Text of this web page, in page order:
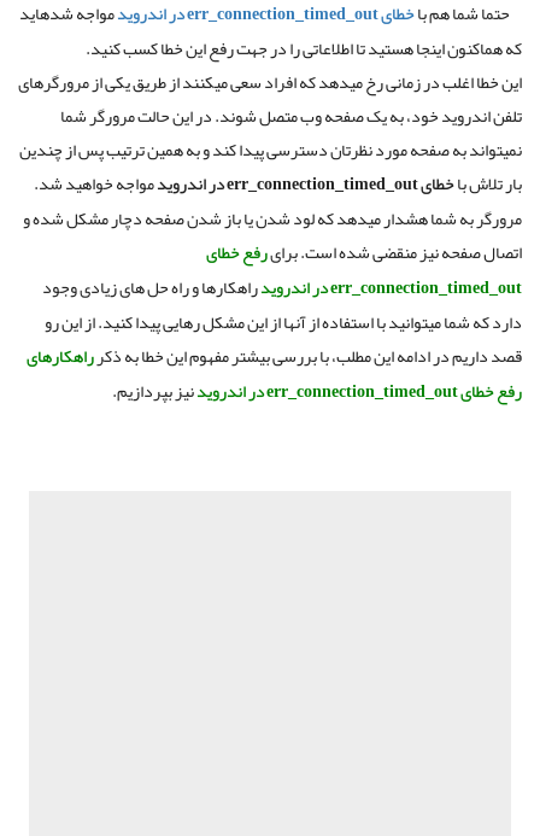
حتما شما هم باخطای err_connection_timed_out در اندروید
مواجه شدهاید
که هماکنون اینجا هستید تا اطلاعاتی را در جهت رفع این خطا کسب کنید.
این خطا اغلب در زمانی رخ میدهد که افراد سعی میکنند از طریق یکی از مرورگرهای
تلفن اندروید خود، به یک صفحه وب متصل شوند. در این حالت مرورگر شما
نمیتواند به صفحه مورد نظرتان دسترسی پیدا کند و به همین ترتیب پس از چندین
بار تلاش باخطای err_connection_timed_out در اندروید
مواجه خواهید شد.
مرورگر به شما هشدار میدهد که لود شدن یا باز شدن صفحه دچار مشکل شده و
اتصال صفحه نیز منقضی شده است. برایرفع خطای
err_connection_timed_out در اندروید
راهکارها و راه حل های زیادی وجود
دارد که شما میتوانید با استفاده از آنها از این مشکل رهایی پیدا کنید. از این رو
قصد داریم در ادامه این مطلب، با بررسی بیشتر مفهوم این خطا به ذکرراهکارهای
رفع خطای err_connection_timed_out در اندروید
نیز بپردازیم.